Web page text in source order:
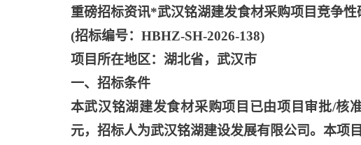
重磅招标资讯*武汉铭湖建发食材采购项目竞争性
(招标编号：HBHZ-SH-2026-138)
项目所在地区：湖北省，武汉市
一、招标条件
本武汉铭湖建发食材采购项目已由项目审批/核
元，招标人为武汉铭湖建设发展有限公司。本项